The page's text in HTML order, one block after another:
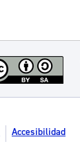
Accesibilidad